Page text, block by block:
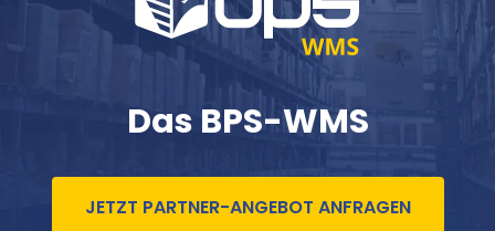
Das BPS-WMS
JETZT PARTNER-ANGEBOT ANFRAGEN